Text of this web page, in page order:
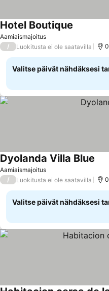
Aamiaismajoitus
Hotel Boutique
/ Luokitusta ei ole saatavilla
Valitse päivät nähdäksesi
Aamiaismajoitus
Dyolanda Villa Blue
/ Luokitusta ei ole saatavilla
Valitse päivät nähdäksesi